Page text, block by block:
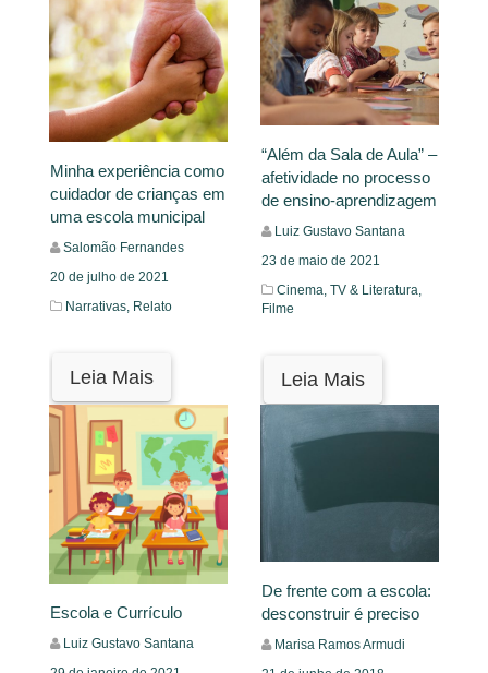
Minha experiência como
cuidador de crianças em
uma escola municipal
Salomão Fernandes
20 de julho de 2021
Narrativas, Relato
Leia Mais
“Além da Sala de Aula” –
afetividade no processo
de ensino-aprendizagem
Luiz Gustavo Santana
23 de maio de 2021
Cinema, TV & Literatura,
Filme
Leia Mais
Escola e Currículo
Luiz Gustavo Santana
De frente com a escola:
desconstruir é preciso
Marisa Ramos Armudi